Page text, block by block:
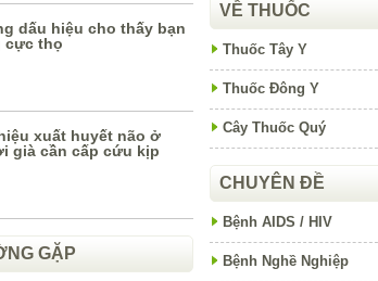
dấu hiệu cho thấy bạn
cực thọ
xuất huyết não ở
già cần cấp cứu kịp
GẶP
VỀ THUỐC
Thuốc Tây Y
Thuốc Đông Y
Cây Thuốc Quý
CHUYÊN ĐỀ
Bệnh AIDS / HIV
Bệnh Nghề Nghiệp